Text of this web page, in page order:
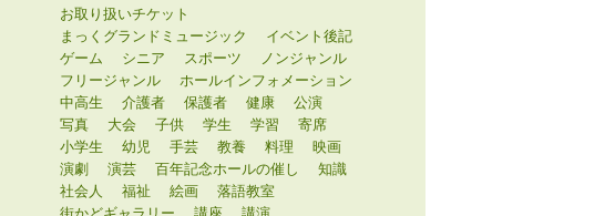
お取り扱いチケット
まっくグランドミュージック
イベント後記
ゲーム
シニア スポーツ
ノンジャンル
フリージャンル
ホールインフォメーション
中高生
介護者 保護者 健康
公演
写真
大会 子供 学生 学習
寄席
小学生
幼児 手芸 教養 料理
映画
演劇
演芸 百年記念ホールの催し
知識
社会人
福祉 絵画
落語教室
街かどギャラリー
講座
講演